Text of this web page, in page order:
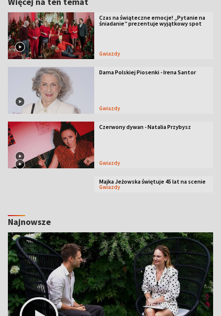
Czas na świąteczne emocje! „Pytanie na
śniadanie” prezentuje wyjątkowy spot
Gwiazdy
Dama Polskiej Piosenki - Irena Santor
Gwiazdy
Czerwony dywan - Natalia Przybysz
Gwiazdy
Majka Jeżowska świętuje 45 lat na scenie
Gwiazdy
Najnowsze